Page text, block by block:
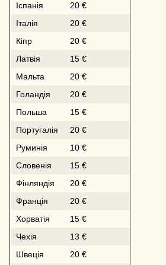
Іспанія
20 €
Італія
20 €
Кіпр
20 €
Латвія
15 €
Мальта
20 €
Голандія
20 €
Польша
15 €
Португалія
20 €
Руминія
10 €
Словенія
15 €
Фінляндія
20 €
Франція
20 €
Хорватія
15 €
Чехія
13 €
Швеція
20 €